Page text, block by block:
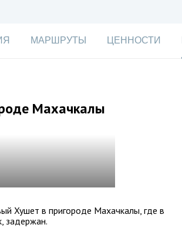
МАРШРУТЫ ЦЕННОСТИ
Махачкалы
Хушет в пригороде Махачкалы, где в
задержан.